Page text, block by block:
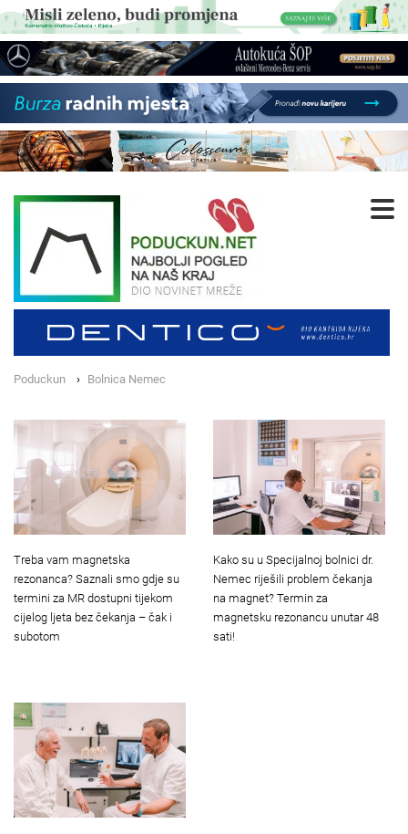
Poduckun Bolnica Nemec
Treba vam magnetska
rezonanca? Saznali smo gdje su
termini za MR dostupni tijekom
cijelog ljeta bez čekanja – čak i
subotom
Kako su u Specijalnoj bolnici dr.
Nemec riješili problem čekanja
na magnet? Termin za
magnetsku rezonancu unutar 48
sati!